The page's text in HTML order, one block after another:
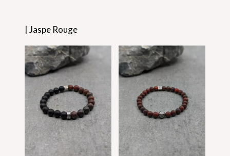
| Jaspe Rouge